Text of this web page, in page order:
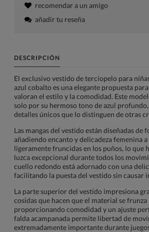
recomendar a un amigo
añadir tu reseña
DESCRIPCIÓN
El exclusivo vestido de terciopelo para
azul cobalto es una elegante propuesta
valoran el estilo y la comodidad. Este
solo por su hermoso tono de azul
detalles únicos que lo distinguen de otras
Las mangas del vestido están diseñadas de
añadiendo encanto y delicadeza femenina a
ligeramente fruncidas en los puños, lo que
luzca excepcional durante todos los
cuello redondo está adornado con una
facilitando la puesta del vestido sin causar
La parte superior del vestido impresiona
cosidas que hacen que el material se
proporcionando comodidad y un ajuste
falda acampanada permite libertad de
extremadamente importante durante